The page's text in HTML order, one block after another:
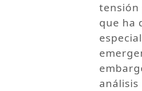
tensión
que ha